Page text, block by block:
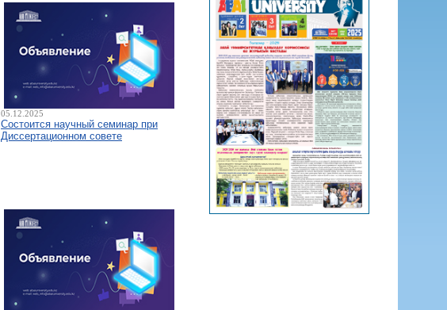
05.12.2025
Состоится научный семинар при
Диссертационном совете